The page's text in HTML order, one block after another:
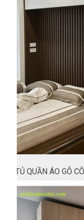
TỦ QUẦN ÁO GỖ